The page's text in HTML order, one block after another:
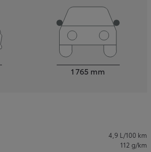
1 765 mm
4,9 L/100 km
112 g/km